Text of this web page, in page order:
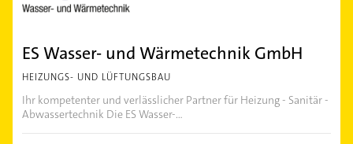
ES Wasser- und Wärmetechnik GmbH
HEIZUNGS- UND LÜFTUNGSBAU
Ihr kompetenter und verlässlicher Partner für Heizung - Sanitär -
Abwassertechnik Die ES Wasser-...